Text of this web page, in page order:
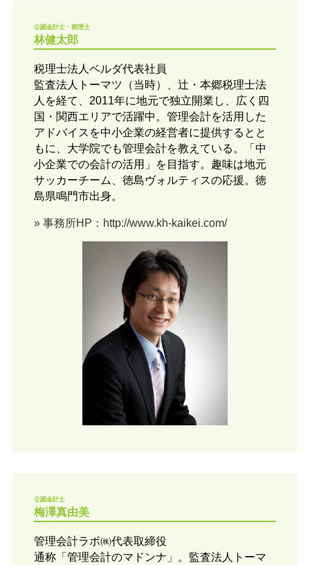
公認会計士・税理士
林健太郎
税理士法人ベルダ代表社員
監査法人トーマツ（当時）、辻・本郷税理士法
人を経て、2011年に地元で独立開業し、広く四
国・関西エリアで活躍中。管理会計を活用した
アドバイスを中小企業の経営者に提供するとと
もに、大学院でも管理会計を教えている。「中
小企業での会計の活用」を目指す。趣味は地元
サッカーチーム、徳島ヴォルティスの応援。徳
島県鳴門市出身。
» 事務所HP：http://www.kh-kaikei.com/
公認会計士
梅澤真由美
管理会計ラボ㈱代表取締役
通称「管理会計のマドンナ」。監査法人トーマ